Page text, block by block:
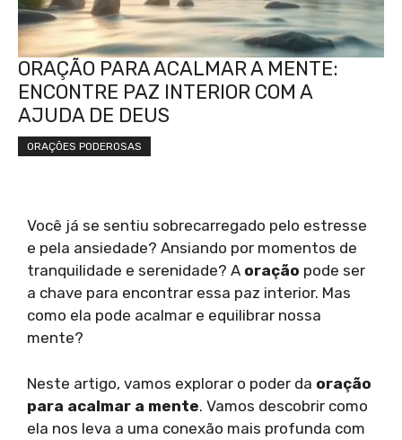
ORAÇÃO PARA ACALMAR A MENTE:
ENCONTRE PAZ INTERIOR COM A
AJUDA DE DEUS
ORAÇÕES PODEROSAS
Você já se sentiu sobrecarregado pelo estresse
e pela ansiedade? Ansiando por momentos de
tranquilidade e serenidade? A oração pode ser
a chave para encontrar essa paz interior. Mas
como ela pode acalmar e equilibrar nossa
mente?
Neste artigo, vamos explorar o poder da oração
para acalmar a mente. Vamos descobrir como
ela nos leva a uma conexão mais profunda com